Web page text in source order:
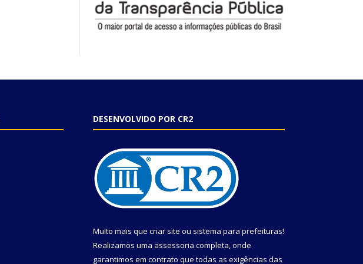
DESENVOLVIDO POR CR2
Muito mais que criar site ou sistema para prefeituras!
Realizamos uma assessoria completa, onde
garantimos em contrato que todas as exigências das